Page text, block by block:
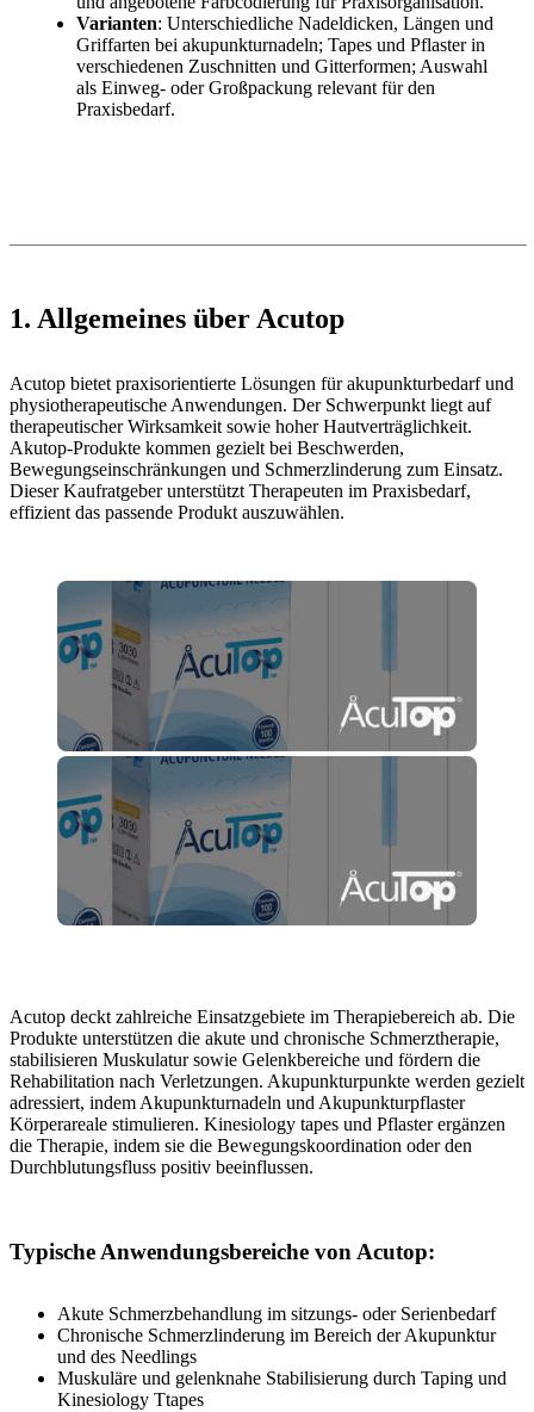
Varianten: Unterschiedliche Nadeldicken, Längen und
Griffarten bei akupunkturnadeln; Tapes und Pflaster in
verschiedenen Zuschnitten und Gitterformen; Auswahl
als Einweg- oder Großpackung relevant für den
Praxisbedarf.
1. Allgemeines über Acutop
Acutop bietet praxisorientierte Lösungen für akupunkturbedarf und
physiotherapeutische Anwendungen. Der Schwerpunkt liegt auf
therapeutischer Wirksamkeit sowie hoher Hautverträglichkeit.
Akutop-Produkte kommen gezielt bei Beschwerden,
Bewegungseinschränkungen und Schmerzlinderung zum Einsatz.
Dieser Kaufratgeber unterstützt Therapeuten im Praxisbedarf,
effizient das passende Produkt auszuwählen.
Acutop deckt zahlreiche Einsatzgebiete im Therapiebereich ab. Die
Produkte unterstützen die akute und chronische Schmerztherapie,
stabilisieren Muskulatur sowie Gelenkbereiche und fördern die
Rehabilitation nach Verletzungen. Akupunkturpunkte werden gezielt
adressiert, indem Akupunkturnadeln und Akupunkturpflaster
Körperareale stimulieren. Kinesiology tapes und Pflaster ergänzen
die Therapie, indem sie die Bewegungskoordination oder den
Durchblutungsfluss positiv beeinflussen.
Typische Anwendungsbereiche von Acutop:
Akute Schmerzbehandlung im sitzungs- oder Serienbedarf
Chronische Schmerzlinderung im Bereich der Akupunktur
und des Needlings
Muskuläre und gelenknahe Stabilisierung durch Taping und
Kinesiology Ttapes